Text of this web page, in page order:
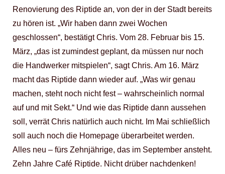
Renovierung des Riptide an, von der in der Stadt bereits
zu hören ist. „Wir haben dann zwei Wochen
geschlossen“, bestätigt Chris. Vom 28. Februar bis 15.
März, „das ist zumindest geplant, da müssen nur noch
die Handwerker mitspielen“, sagt Chris. Am 16. März
macht das Riptide dann wieder auf. „Was wir genau
machen, steht noch nicht fest – wahrscheinlich normal
auf und mit Sekt.“ Und wie das Riptide dann aussehen
soll, verrät Chris natürlich auch nicht. Im Mai schließlich
soll auch noch die Homepage überarbeitet werden.
Alles neu – fürs Zehnjährige, das im September ansteht.
Zehn Jahre Café Riptide. Nicht drüber nachdenken!